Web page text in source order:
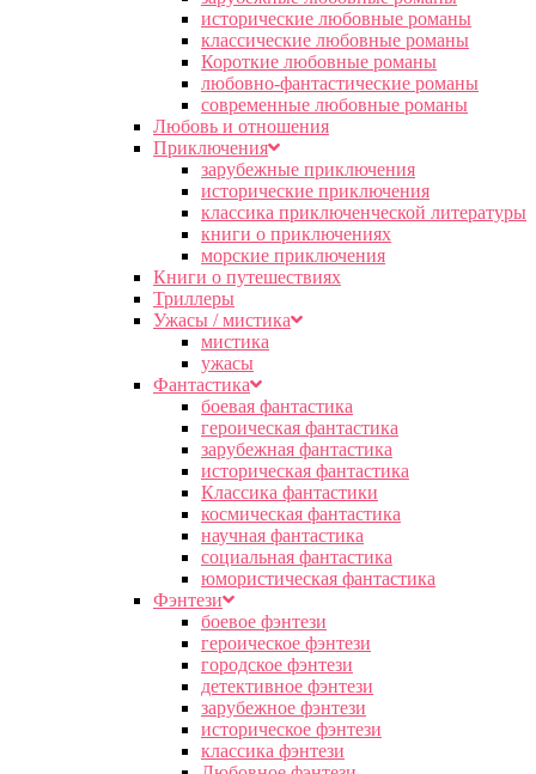
исторические любовные романы
классические любовные романы
Короткие любовные романы
любовно-фантастические романы
современные любовные романы
Любовь и отношения
Приключения
зарубежные приключения
исторические приключения
классика приключенческой литературы
книги о приключениях
морские приключения
Книги о путешествиях
Триллеры
Ужасы / мистика
мистика
ужасы
Фантастика
боевая фантастика
героическая фантастика
зарубежная фантастика
историческая фантастика
Классика фантастики
космическая фантастика
научная фантастика
социальная фантастика
юмористическая фантастика
Фэнтези
боевое фэнтези
героическое фэнтези
городское фэнтези
детективное фэнтези
зарубежное фэнтези
историческое фэнтези
классика фэнтези